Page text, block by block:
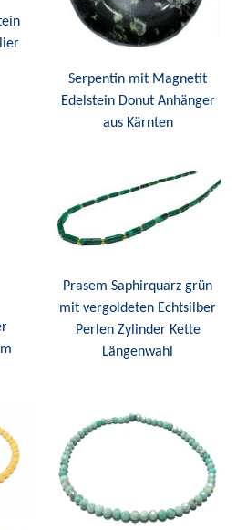
Serpentin mit Magnetit
Edelstein Donut Anhänger
aus Kärnten
Prasem Saphirquarz grün
mit vergoldeten Echtsilber
Perlen Zylinder Kette
Längenwahl